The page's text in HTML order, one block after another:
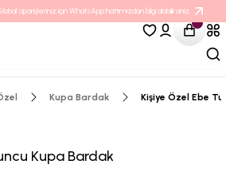
siparişleriniz için WhatsApp hattımızdan bilgi alabilirsiniz.
Kupa Bardak Kişiye Özel Ebe
Kupa Bardak